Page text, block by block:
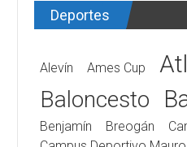
Deportes
Alevín Ames Cup
Baloncesto
Benjamín Breogán